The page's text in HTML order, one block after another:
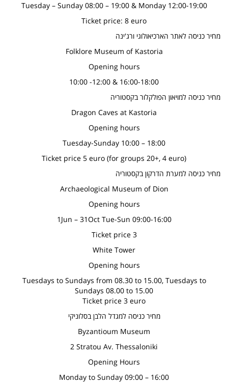
Tuesday – Sunday 08:00 – 19:00 & Monday 12:00-19:00
Ticket price: 8 euro
מחיר כניסה לאתר הארכיאולוגי ורג'ינה
Folklore Museum of Kastoria
Opening hours
10:00 -12:00 & 16:00-18:00
מחיר כניסה למויאון הפולקלור בקסטוריה
Dragon Caves at Kastoria
Opening hours
Tuesday-Sunday 10:00 – 18:00
Ticket price 5 euro (for groups 20+, 4 euro)
מחיר כניסה למערת הדרקון בקסטוריה
Archaeological Museum of Dion
Opening hours
1Jun – 31Oct Tue-Sun 09:00-16:00
Ticket price 3
White Tower
Opening hours
Tuesdays to Sundays from 08.30 to 15.00, Tuesdays to
Sundays 08.00 to 15.00
Ticket price 3 euro
מחיר כניסה למגדל הלבן בסלוניקי
Byzantioum Museum
2 Stratou Av. Thessaloniki
Opening Hours
Monday to Sunday 09:00 – 16:00